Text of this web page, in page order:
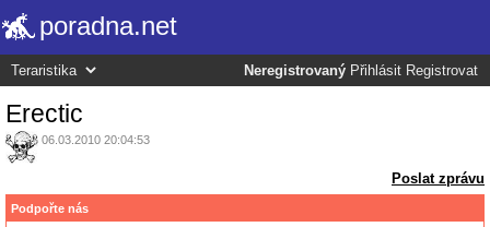
poradna.net
Neregistrovaný Přihlásit Registrovat
Erectic
06.03.2010 20:04:53
Poslat zprávu
Podpořte nás